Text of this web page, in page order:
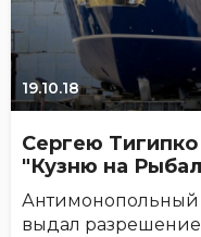
19.10.18
Сергею
"Кузню на
выдал